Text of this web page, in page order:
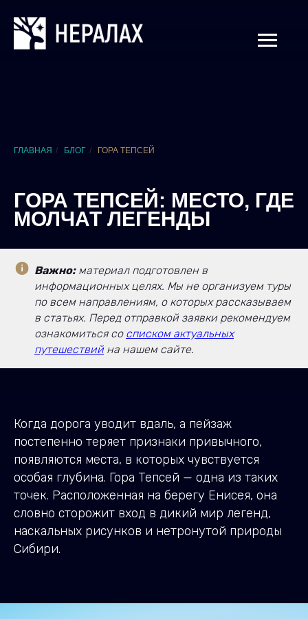
ГЛАВНАЯ / БЛОГ / ГОРА ТЕПСЕЙ
ГОРА ТЕПСЕЙ: МЕСТО, ГДЕ
МОЛЧАТ ЛЕГЕНДЫ
Важно:материал подготовлен в
информационных целях. Мы не организуем туры
по всем направлениям, о которых рассказываем
в статьях. Перед отправкой заявки рекомендуем
ознакомиться со списком актуальных
путешествийна нашем сайте.
Когда дорога уводит вдаль, а пейзаж
постепенно теряет признаки привычного,
появляются места, в которых чувствуется
особая глубина. Гора Тепсей — одна из таких
точек. Расположенная на берегу Енисея, она
словно сторожит вход в дикий мир легенд,
наскальных рисунков и нетронутой природы
Сибири.